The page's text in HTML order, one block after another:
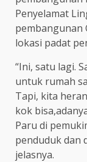
Penyelamat
pembangunan
lokasi padat
“Ini, satu lagi.
untuk rumah
Tapi, kita
kok
Paru di
penduduk dan
jelasnya.